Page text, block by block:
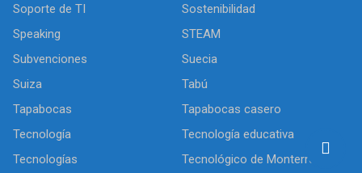
Soporte de TI
Sostenibilidad
Speaking
STEAM
Subvenciones
Suecia
Suiza
Tabú
Tapabocas
Tapabocas casero
Tecnología
Tecnología educativa
Tecnologías
Tecnológico de Monterrey